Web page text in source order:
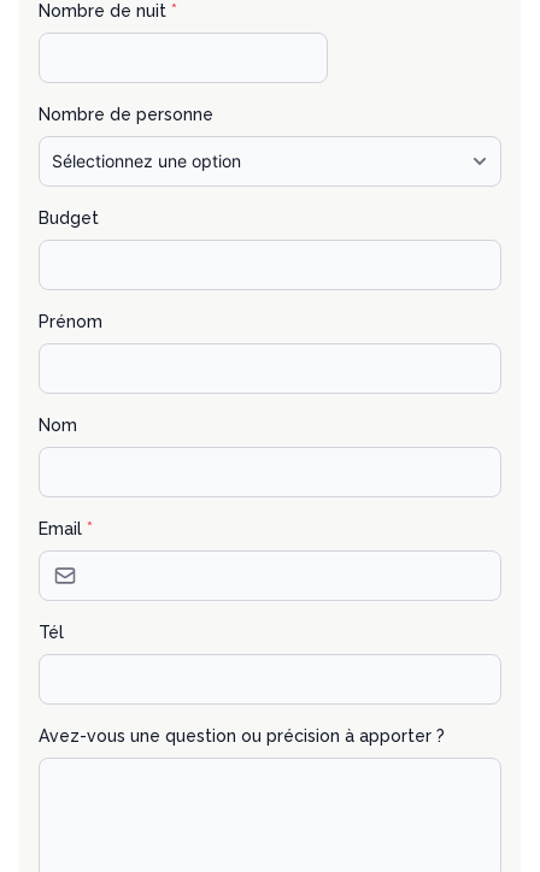
Nombre de nuit *
Nombre de personne
Budget
Prénom
Nom
Email *
Tél
Avez-vous une question ou précision à apporter ?